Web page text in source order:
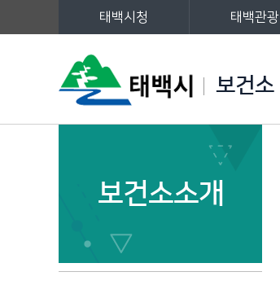
보건소
태백시청 태백관광
주메뉴
왼쪽메뉴
보건소소개